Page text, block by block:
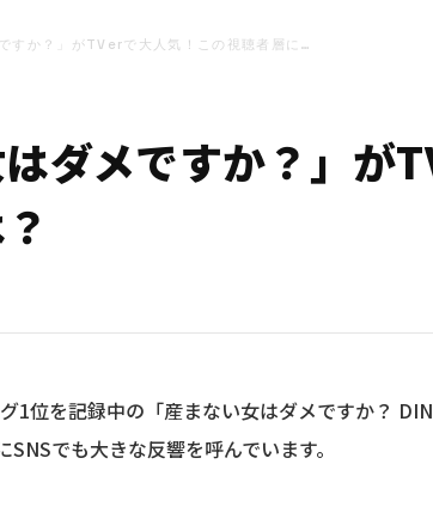
すか？」がTVerで大人気！この視聴者層に…
はダメですか？」
1位を記録中の「産まない女はダメですか？
でも大きな反響を呼んでいます。